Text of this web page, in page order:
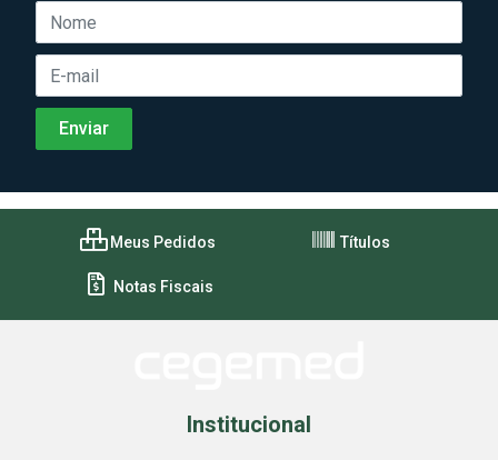
Meus Pedidos Títulos
Notas Fiscais
Institucional